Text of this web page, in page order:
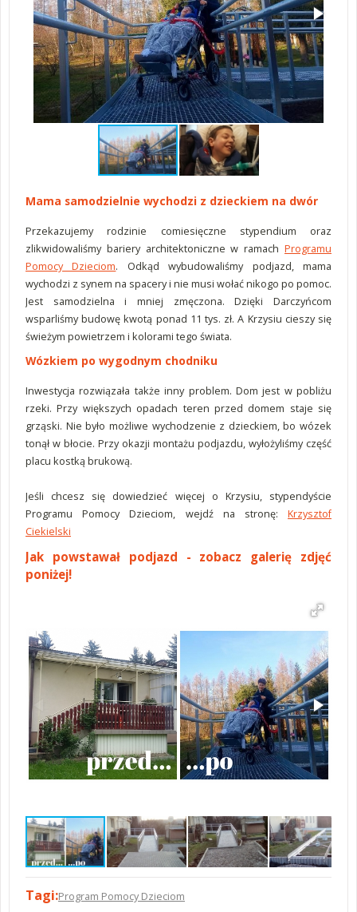
Mama samodzielnie wychodzi z dzieckiem na dwór
Przekazujemy rodzinie comiesięczne stypendium oraz
zlikwidowaliśmy bariery architektoniczne w ramach Programu
Pomocy Dzieciom. Odkąd wybudowaliśmy podjazd, mama
wychodzi z synem na spacery i nie musi wołać nikogo po pomoc.
Jest samodzielna i mniej zmęczona. Dzięki Darczyńcom
wsparliśmy budowę kwotą ponad 11 tys. zł. A Krzysiu cieszy się
świeżym powietrzem i kolorami tego świata.
Wózkiem po wygodnym chodniku
Inwestycja rozwiązała także inny problem. Dom jest w pobliżu
rzeki. Przy większych opadach teren przed domem staje się
grząski. Nie było możliwe wychodzenie z dzieckiem, bo wózek
tonął w błocie. Przy okazji montażu podjazdu, wyłożyliśmy część
placu kostką brukową.
Jeśli chcesz się dowiedzieć więcej o Krzysiu, stypendyście
Programu Pomocy Dzieciom, wejdź na stronę: Krzysztof
Ciekielski
Jak powstawał podjazd - zobacz galerię zdjęć
poniżej!
Tagi:Program Pomocy Dzieciom